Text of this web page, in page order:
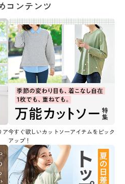
コンテンツ
ア今すぐ欲しいカットソーアイテムをピック
アップ！